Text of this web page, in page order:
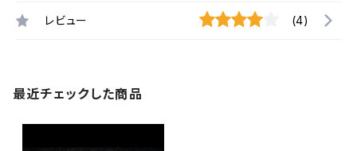
レビュー (4)
最近チェックした商品